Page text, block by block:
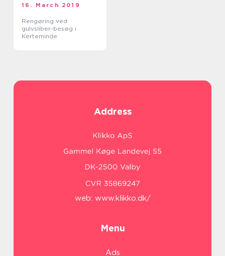
16. March 2019
Rengøring ved
gulvsliber-besøg i
Kerteminde
Address
web: www.klikko.dk/
Menu
Ads